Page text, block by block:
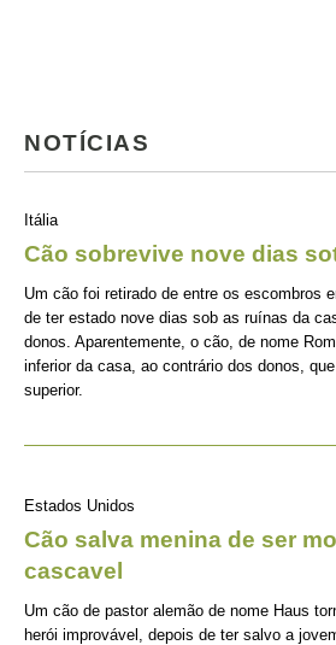
NOTÍCIAS
Itália
Cão sobrevive nove dias
Um cão foi retirado de entre os escombros
de ter estado nove dias sob as ruínas da
donos. Aparentemente, o cão, de nome
inferior da casa, ao contrário dos donos,
superior.
Estados Unidos
Cão salva menina de ser
cascavel
Um cão de pastor alemão de nome Haus
herói improvável, depois de ter salvo a